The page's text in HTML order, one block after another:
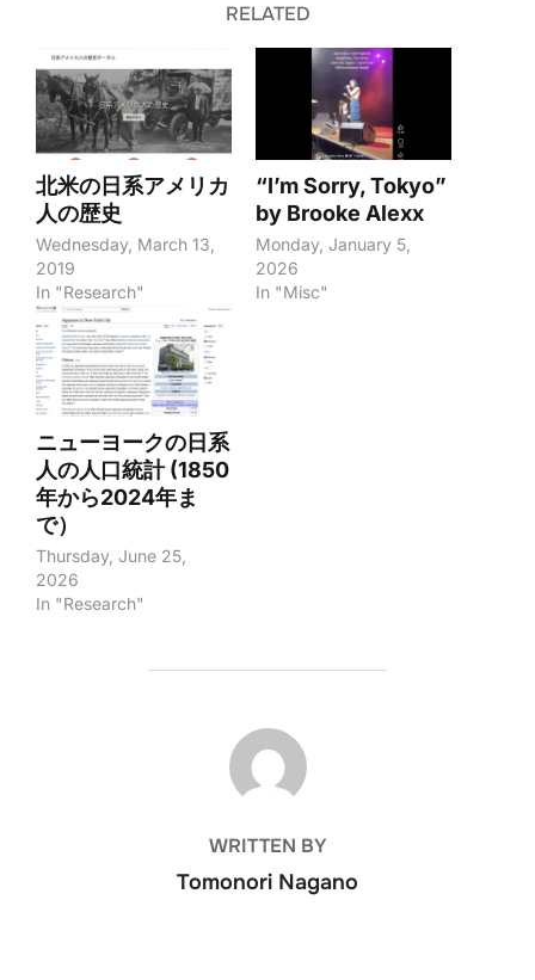
RELATED
北米の日系アメリカ
人の歴史
Wednesday, March 13,
2019
In "Research"
“I’m Sorry, Tokyo”
by Brooke Alexx
Monday, January 5,
2026
In "Misc"
ニューヨークの日系
人の人口統計 (1850
年から2024年ま
で）
Thursday, June 25,
2026
In "Research"
POST AUTHOR
WRITTEN BY
Tomonori Nagano